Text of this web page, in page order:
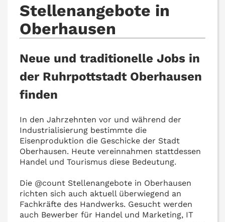
Stellenangebote in
Oberhausen
Neue und traditionelle Jobs in
der Ruhrpottstadt Oberhausen
finden
In den Jahrzehnten vor und während der
Industrialisierung bestimmte die
Eisenproduktion die Geschicke der Stadt
Oberhausen. Heute vereinnahmen stattdessen
Handel und Tourismus diese Bedeutung.
Die @‌count Stellenangebote in Oberhausen
richten sich auch aktuell überwiegend an
Fachkräfte des Handwerks. Gesucht werden
auch Bewerber für Handel und Marketing, IT